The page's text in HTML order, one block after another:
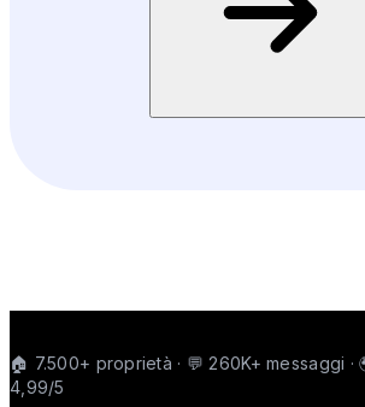
🏠 7.500+ proprietà · 💬 260K+ messaggi ·
4,99/5